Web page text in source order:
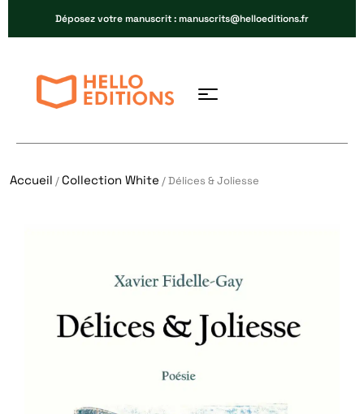
Déposez votre manuscrit : manuscrits@helloeditions.fr
Accueil /Collection White / Délices & Joliesse